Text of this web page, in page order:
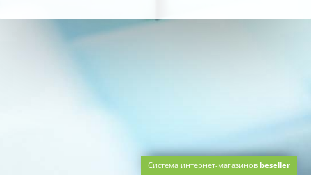
Система интернет-магазинов beseller